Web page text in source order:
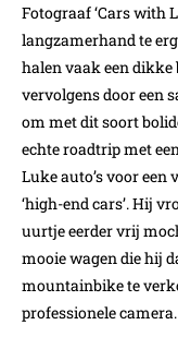
Fotograaf ‘Cars with
langzamerhand te
halen vaak een dikke
vervolgens door een
om met dit soort
echte roadtrip met
Luke auto’s voor
‘high-end cars’. Hij
uurtje eerder vrij
mooie wagen die hij
mountainbike te
professionele